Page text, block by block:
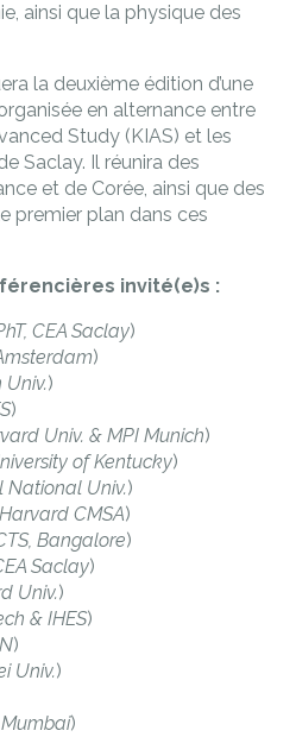
ainsi que la physique des
la deuxième édition d’une
en alternance entre
Study (KIAS) et les
Saclay. Il réunira des
et de Corée, ainsi que des
premier plan dans ces
invité(e)s :
CEA Saclay)
)
Univ.)
)
Univ. & MPI Munich)
of Kentucky)
National Univ.)
CMSA)
Bangalore)
Saclay)
Univ.)
& IHES)
)
Univ.)
Mumbai)